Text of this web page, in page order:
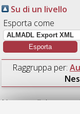
Su di un livello
Esporta come
Raggruppa per:
Numero di